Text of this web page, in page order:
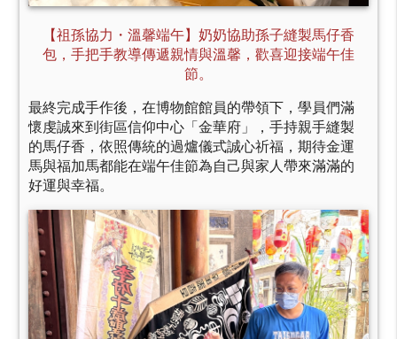
【祖孫協力・溫馨端午】奶奶協助孫子縫製馬仔香
包，手把手教導傳遞親情與溫馨，歡喜迎接端午佳
節。
最終完成手作後，在博物館館員的帶領下，學員們滿
懷虔誠來到街區信仰中心「金華府」，手持親手縫製
的馬仔香，依照傳統的過爐儀式誠心祈福，期待金運
馬與福加馬都能在端午佳節為自己與家人帶來滿滿的
好運與幸福。